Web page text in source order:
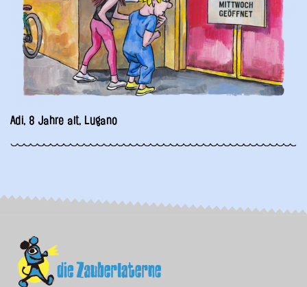
Adi, 8 Jahre alt, Lugano